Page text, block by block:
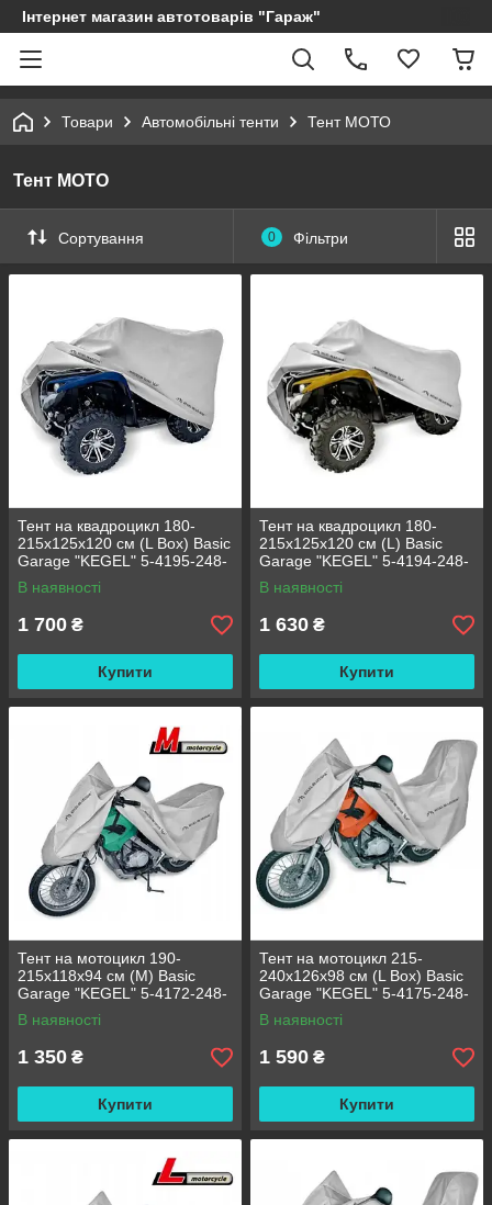
Інтернет магазин автотоварів "Гараж"
Товари Автомобільні тенти Тент МОТО
Тент МОТО
Сортування 0 Фільтри
Тент на квадроцикл 180-
215х125х120 см (L Box) Basic
Garage "KEGEL" 5-4195-248-
3020
В наявності
1 700 ₴
Купити
Тент на квадроцикл 180-
215х125х120 см (L) Basic
Garage "KEGEL" 5-4194-248-
3020
В наявності
1 630 ₴
Купити
Тент на мотоцикл 190-
215х118х94 см (M) Basic
Garage "KEGEL" 5-4172-248-
3020
В наявності
1 350 ₴
Купити
Тент на мотоцикл 215-
240х126х98 см (L Box) Basic
Garage "KEGEL" 5-4175-248-
3020
В наявності
1 590 ₴
Купити